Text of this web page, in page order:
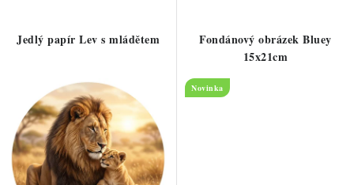
Jedlý papír Lev s mládětem
Fondánový obrázek Bluey
15x21cm
Novinka